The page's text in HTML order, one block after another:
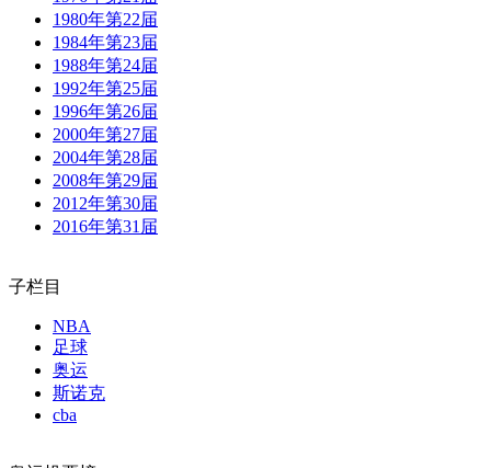
1980年第22届
1984年第23届
1988年第24届
1992年第25届
1996年第26届
2000年第27届
2004年第28届
2008年第29届
2012年第30届
2016年第31届
子栏目
NBA
足球
奥运
斯诺克
cba